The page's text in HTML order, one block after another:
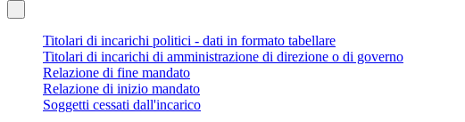
Titolari di incarichi politici - dati in formato tabellare
Titolari di incarichi di amministrazione di direzione o di governo
Relazione di fine mandato
Relazione di inizio mandato
Soggetti cessati dall'incarico